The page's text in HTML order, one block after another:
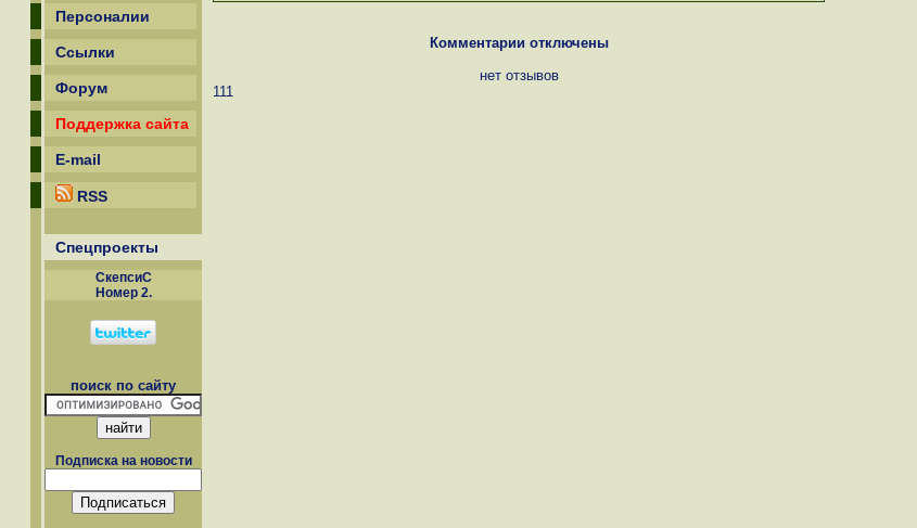
Персоналии
Ссылки
Форум
Поддержка сайта
E-mail
RSS
Спецпроекты
СкепсиС
Номер 2.
поиск по сайту
Подписка на новости
Комментарии отключены
нет отзывов
111